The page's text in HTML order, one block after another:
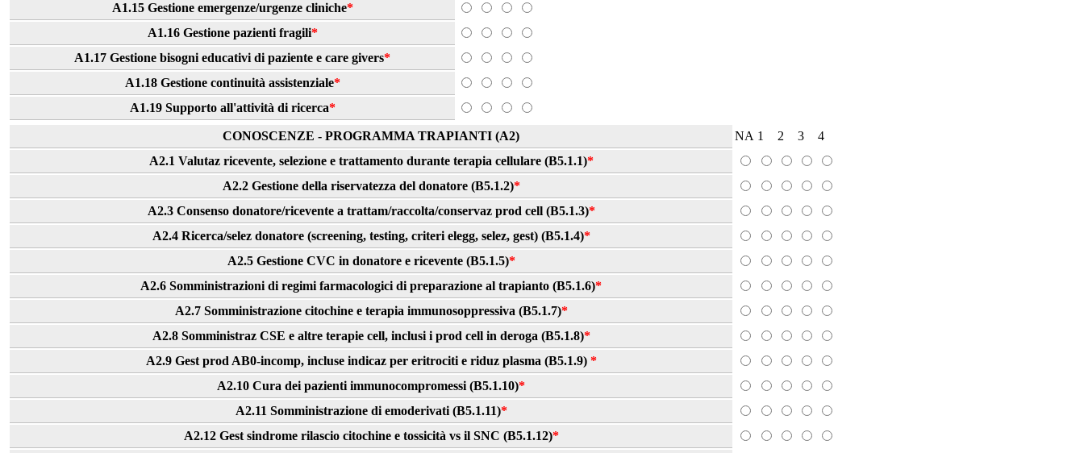
A1.15 Gestione emergenze/urgenze cliniche*
A1.16 Gestione pazienti fragili*
A1.17 Gestione bisogni educativi di paziente e care givers*
A1.18 Gestione continuità assistenziale*
A1.19 Supporto all'attività di ricerca*
CONOSCENZE - PROGRAMMA TRAPIANTI (A2) NA 1 2 3
4
A2.1 Valutaz ricevente, selezione e trattamento durante terapia cellulare (B5.1.1)*
A2.2 Gestione della riservatezza del donatore (B5.1.2)*
A2.3 Consenso donatore/ricevente a trattam/raccolta/conservaz prod cell (B5.1.3)*
A2.4 Ricerca/selez donatore (screening, testing, criteri elegg, selez, gest) (B5.1.4)*
A2.5 Gestione CVC in donatore e ricevente (B5.1.5)*
A2.6 Somministrazioni di regimi farmacologici di preparazione al trapianto (B5.1.6)*
A2.7 Somministrazione citochine e terapia immunosoppressiva (B5.1.7)*
A2.8 Somministraz CSE e altre terapie cell, inclusi i prod cell in deroga (B5.1.8)*
A2.9 Gest prod AB0-incomp, incluse indicaz per eritrociti e riduz plasma (B5.1.9) *
A2.10 Cura dei pazienti immunocompromessi (B5.1.10)*
A2.11 Somministrazione di emoderivati (B5.1.11)*
A2.12 Gest sindrome rilascio citochine e tossicità vs il SNC (B5.1.12)*